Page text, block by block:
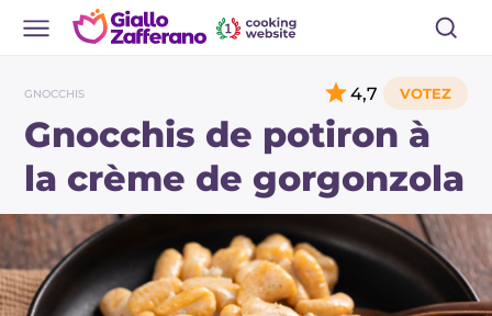
GNOCCHIS
Gnocchis de potiron à
la crème de gorgonzola
4,7